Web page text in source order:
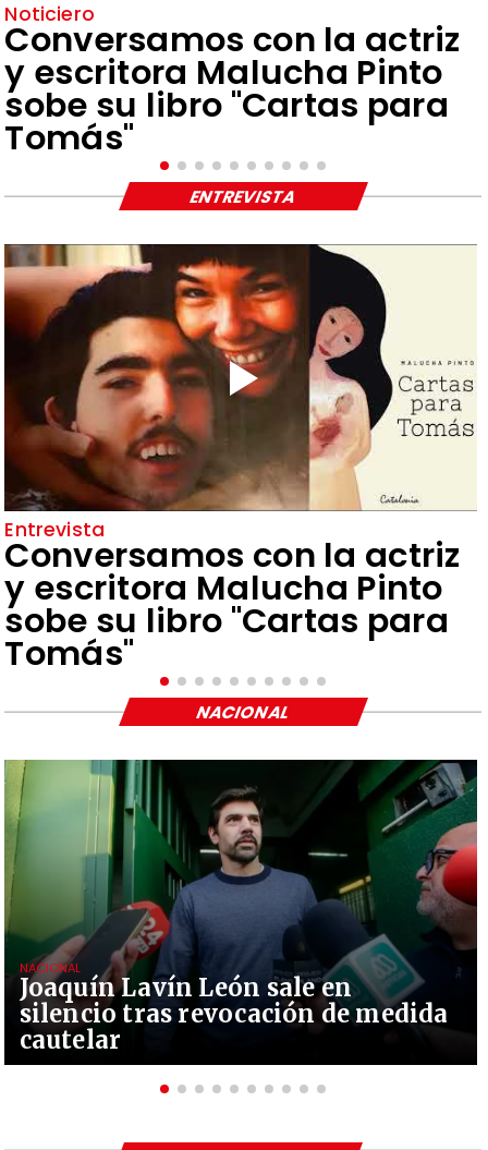
Noticiero
Conversamos con la actriz
y escritora Malucha Pinto
sobe su libro "Cartas para
Tomás"
Entrevista
Conversamos con la actriz
y escritora Malucha Pinto
sobe su libro "Cartas para
Tomás"
ENTREVISTA
Joaquín Lavín León sale en
silencio tras revocación de medida
cautelar
NACIONAL
NACIONAL